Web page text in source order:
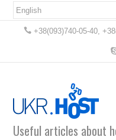
+38(093)740-05-40,
Useful articles about